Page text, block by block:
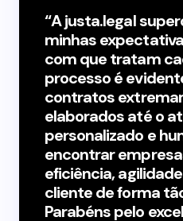
“A justa.legal
minhas
com que tratam
processo é
contratos
elaborados até o
personalizado e
encontrar
eficiência,
cliente de forma
Parabéns pelo